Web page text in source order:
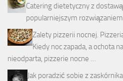
Catering dietetyczny z
popularniejszym
Zalety pizzerii nocnej.
Kiedy noc zapada, a ochota
nieodparta, pizzerie nocne …
Jak poradzić sobie z